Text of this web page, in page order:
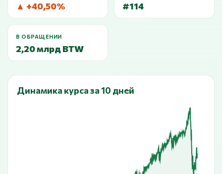
▲ +40,50% #114
В ОБРАЩЕНИИ
2,20 млрд BTW
Динамика курса за 10 дней